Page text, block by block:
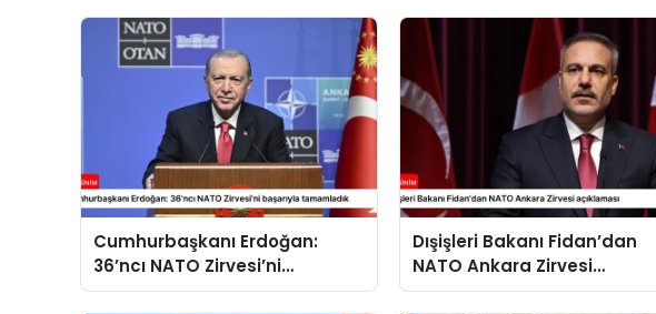
Cumhurbaşkanı Erdoğan:
36’ncı NATO Zirvesi’ni
başarıyla tamamladık
Dışişleri Bakanı Fidan’dan
NATO Ankara Zirvesi
açıklaması